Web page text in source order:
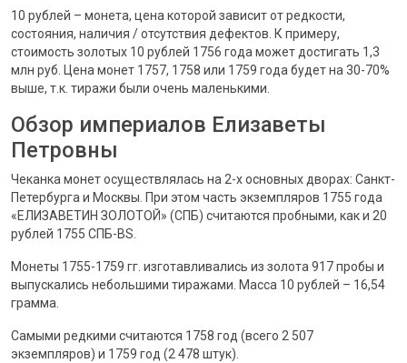
10 рублей – монета, цена которой зависит от редкости,
состояния, наличия / отсутствия дефектов. К примеру,
стоимость золотых 10 рублей 1756 года может достигать 1,3
млн руб. Цена монет 1757, 1758 или 1759 года будет на 30-70%
выше, т.к. тиражи были очень маленькими.
Обзор империалов Елизаветы
Петровны
Чеканка монет осуществлялась на 2-х основных дворах: Санкт-
Петербурга и Москвы. При этом часть экземпляров 1755 года
«ЕЛИЗАВЕТИН ЗОЛОТОЙ» (СПБ) считаются пробными, как и 20
рублей 1755 СПБ-BS.
Монеты 1755-1759 гг. изготавливались из золота 917 пробы и
выпускались небольшими тиражами. Масса 10 рублей – 16,54
грамма.
Самыми редкими считаются 1758 год (всего 2 507
экземпляров) и 1759 год (2 478 штук).